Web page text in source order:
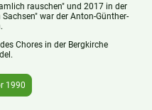
rauschen" und 2017 in der
war der Anton-Günther-
Chores in der Bergkirche
1990